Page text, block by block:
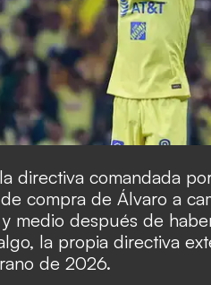
directiva comandada
compra de Álvaro a
medio después de
la propia directiva
de 2026.